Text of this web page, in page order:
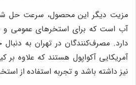
مزیت دیگر این محصول، سرعت حل
آب است که برای استخرهای عمومی و
دارد. مصرف‌کنندگان در تهران به
آمریکایی آکواپول هستند که علاوه بر
نیز داشته باشد و تجربه استفاده از